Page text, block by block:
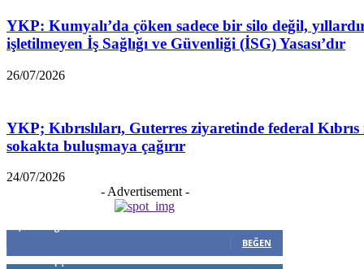
YKP: Kumyalı’da çöken sadece bir silo değil,
işletilmeyen İş Sağlığı ve Güvenliği (İSG) Yasası’dır
26/07/2026
YKP; Kıbrıslıları, Guterres ziyaretinde federal
sokakta buluşmaya çağırır
24/07/2026
- Advertisement -
BEĞEN